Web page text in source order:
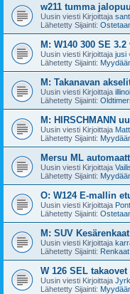
w211 tumma
Uusin viesti Kirjoittaja
Lähetetty Sijainti:
M: W140 300 SE
Uusin viesti Kirjoittaja jusi
Lähetetty Sijainti:
M: Takanavan
Uusin viesti Kirjoittaja
Lähetetty Sijainti:
M: HIRSCHMANN
Uusin viesti Kirjoittaja
Lähetetty Sijainti:
Mersu ML
Uusin viesti Kirjoittaja
Lähetetty Sijainti:
O: W124 E-mallin
Uusin viesti Kirjoittaja
Lähetetty Sijainti:
M: SUV
Uusin viesti Kirjoittaja
Lähetetty Sijainti:
W 126 SEL takaovet
Uusin viesti Kirjoittaja
Lähetetty Sijainti: